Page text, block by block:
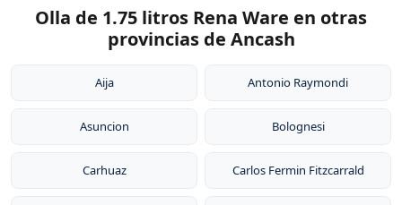
Olla de 1.75 litros Rena Ware en otras
provincias de Ancash
Aija Antonio Raymondi
Asuncion Bolognesi
Carhuaz Carlos Fermin Fitzcarrald